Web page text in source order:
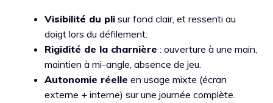
Visibilité du pli sur fond clair, et ressenti au
doigt lors du défilement.
Rigidité de la charnière : ouverture à une main,
maintien à mi-angle, absence de jeu.
Autonomie réelle en usage mixte (écran
externe + interne) sur une journée complète.